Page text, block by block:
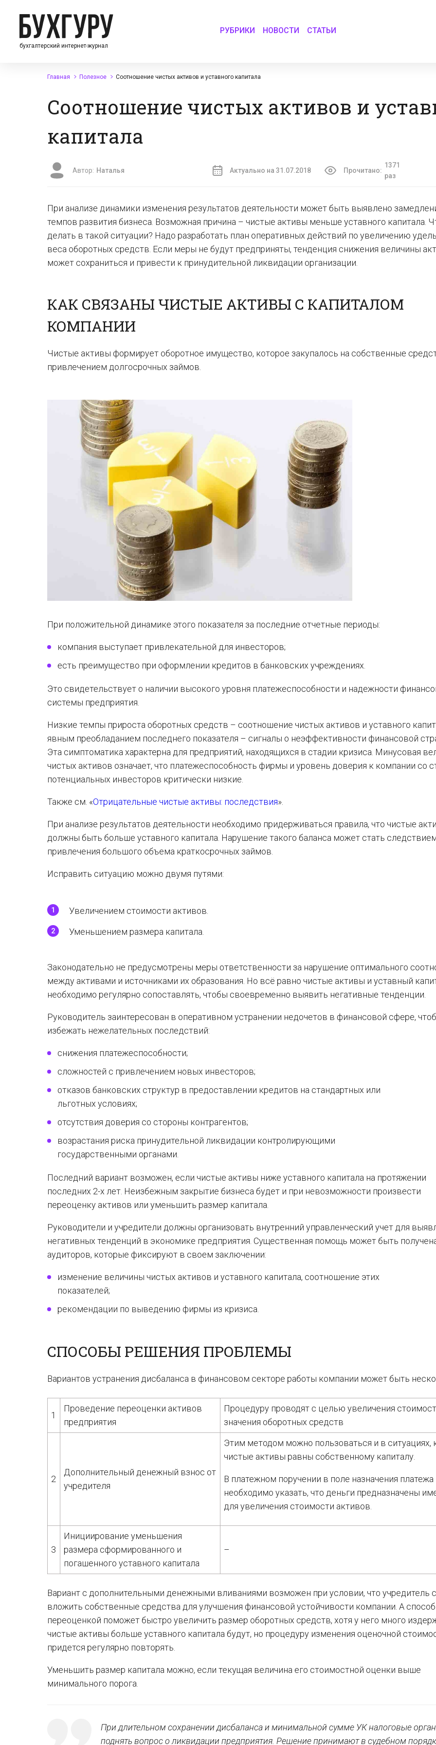
бухгалтерский интернет-журнал
РУБРИКИ НОВОСТИ СТАТЬИ
Главная Полезное Соотношение чистых активов и уставного капитала
Соотношение чистых активов и
капитала
Автор: Наталья Актуально на 31.07.2018 Прочитано:
1371
раз
При анализе динамики изменения результатов деятельности может быть выявлено
темпов развития бизнеса. Возможная причина – чистые активы меньше уставного капитала.
делать в такой ситуации? Надо разработать план оперативных действий по увеличению
веса оборотных средств. Если меры не будут предприняты, тенденция снижения величины
может сохраниться и привести к принудительной ликвидации организации.
КАК СВЯЗАНЫ ЧИСТЫЕ АКТИВЫ С КАПИТАЛОМ
КОМПАНИИ
Чистые активы формирует оборотное имущество, которое закупалось на собственные
привлечением долгосрочных займов.
При положительной динамике этого показателя за последние отчетные периоды:
компания выступает привлекательной для инвесторов;
есть преимущество при оформлении кредитов в банковских учреждениях.
Это свидетельствует о наличии высокого уровня платежеспособности и надежности
системы предприятия.
Низкие темпы прироста оборотных средств – соотношение чистых активов и уставного
явным преобладанием последнего показателя – сигналы о неэффективности финансовой
Эта симптоматика характерна для предприятий, находящихся в стадии кризиса. Минусовая
чистых активов означает, что платежеспособность фирмы и уровень доверия к компании со
потенциальных инвесторов критически низкие.
Также см. «Отрицательные чистые активы: последствия».
При анализе результатов деятельности необходимо придерживаться правила, что чистые
должны быть больше уставного капитала. Нарушение такого баланса может стать
привлечения большого объема краткосрочных займов.
Исправить ситуацию можно двумя путями:
Увеличением стоимости активов.
Уменьшением размера капитала.
Законодательно не предусмотрены меры ответственности за нарушение оптимального
между активами и источниками их образования. Но всё равно чистые активы и уставный
необходимо регулярно сопоставлять, чтобы своевременно выявить негативные тенденции.
Руководитель заинтересован в оперативном устранении недочетов в финансовой сфере,
избежать нежелательных последствий:
снижения платежеспособности;
сложностей с привлечением новых инвесторов;
отказов банковских структур в предоставлении кредитов на стандартных или
льготных условиях;
отсутствия доверия со стороны контрагентов;
возрастания риска принудительной ликвидации контролирующими
государственными органами.
Последний вариант возможен, если чистые активы ниже уставного капитала на протяжении
последних 2-х лет. Неизбежным закрытие бизнеса будет и при невозможности произвести
переоценку активов или уменьшить размер капитала.
Руководители и учредители должны организовать внутренний управленческий учет для
негативных тенденций в экономике предприятия. Существенная помощь может быть
аудиторов, которые фиксируют в своем заключении:
изменение величины чистых активов и уставного капитала, соотношение этих
показателей;
рекомендации по выведению фирмы из кризиса.
СПОСОБЫ РЕШЕНИЯ ПРОБЛЕМЫ
Вариантов устранения дисбаланса в финансовом секторе работы компании может быть
1
Проведение переоценки активов
предприятия
Процедуру проводят с целью увеличения
значения оборотных средств
2
Дополнительный денежный взнос от
учредителя
Этим методом можно пользоваться и в ситуациях,
чистые активы равны собственному капиталу.
В платежном поручении в поле назначения платежа
необходимо указать, что деньги предназначены
для увеличения стоимости активов.
3
Инициирование уменьшения
размера сформированного и
погашенного уставного капитала
–
Вариант с дополнительными денежными вливаниями возможен при условии, что учредитель
вложить собственные средства для улучшения финансовой устойчивости компании. А
переоценкой поможет быстро увеличить размер оборотных средств, хотя у него много
чистые активы больше уставного капитала будут, но процедуру изменения оценочной
придется регулярно повторять.
Уменьшить размер капитала можно, если текущая величина его стоимостной оценки выше
минимального порога.
При длительном сохранении дисбаланса и минимальной сумме УК налоговые
поднять вопрос о ликвидации предприятия. Решение принимают в судебном